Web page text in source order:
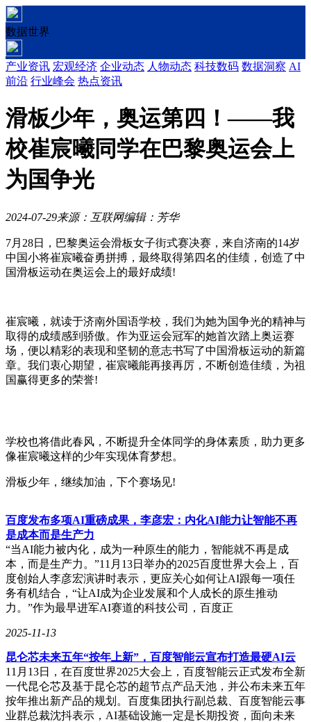
数据世界
产业资讯 宏观经济 企业动态 人物动态 科技数码 数据洞察 AI
前沿 行业峰会 热点资讯
滑板少年，奥运第四！——我
校崔宸曦同学在巴黎奥运会上
为国争光
2024-07-29来源：互联网编辑：芳华
7月28日，巴黎奥运会滑板女子街式赛决赛，来自济南的14岁
中国小将崔宸曦奋勇拼搏，最终取得第四名的佳绩，创造了中
国滑板运动在奥运会上的最好成绩!
崔宸曦，就读于济南外国语学校，我们为她为国争光的精神与
取得的成绩感到骄傲。作为亚运会冠军的她首次踏上奥运赛
场，便以精彩的表现和坚韧的意志书写了中国滑板运动的新篇
章。我们衷心期望，崔宸曦能再接再厉，不断创造佳绩，为祖
国赢得更多的荣誉!
学校也将借此春风，不断提升全体同学的身体素质，助力更多
像崔宸曦这样的少年实现体育梦想。
滑板少年，继续加油，下个赛场见!
百度发布多项AI重磅成果，李彦宏：内化AI能力让智能不再
是成本而是生产力
“当AI能力被内化，成为一种原生的能力，智能就不再是成
本，而是生产力。”11月13日举办的2025百度世界大会上，百
度创始人李彦宏演讲时表示，更应关心如何让AI跟每一项任
务有机结合，“让AI成为企业发展和个人成长的原生推动
力。”作为最早进军AI赛道的科技公司，百度正
2025-11-13
昆仑芯未来五年“按年上新”，百度智能云宣布打造最硬AI云
11月13日，在百度世界2025大会上，百度智能云正式发布全新
一代昆仑芯及基于昆仑芯的超节点产品天池，并公布未来五年
按年推出新产品的规划。百度集团执行副总裁、百度智能云事
业群总裁沈抖表示，AI基础设施一定是长期投资，面向未来